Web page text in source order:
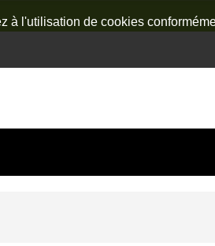
à l'utilisation de cookies